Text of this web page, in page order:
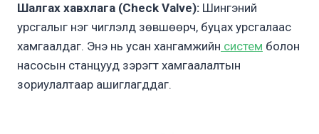
Шалгах хавхлага (Check Valve): Шингэний
урсгалыг нэг чиглэлд зөвшөөрч, буцах урсгалаас
хамгаалдаг. Энэ нь усан хангамжийн систем болон
насосын станцууд зэрэгт хамгаалалтын
зориулалтаар ашиглагддаг.